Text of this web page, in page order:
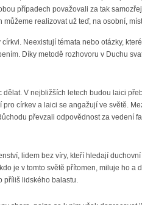
případech považovali za tak
realizovat už teď, na osobní,
Neexistují témata nebo otázky,
Díky metodě rozhovoru v Duchu
V nejbližších letech budou laici
církev a laici se angažují ve světě.
převzali odpovědnost za vedení
lidem bez víry, kteří hledají
je v tomto světě přítomen, miluje ho a
příliš lidského balastu.